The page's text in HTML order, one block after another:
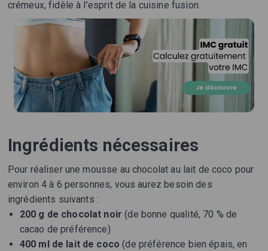
crémeux, fidèle à l’esprit de la cuisine fusion.
Ingrédients nécessaires
Pour réaliser une mousse au chocolat au lait de coco pour
environ 4 à 6 personnes, vous aurez besoin des
ingrédients suivants :
200 g de chocolat noir (de bonne qualité, 70 % de
cacao de préférence)
400 ml de lait de coco (de préférence bien épais, en